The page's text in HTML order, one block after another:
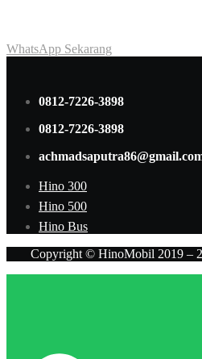
WhatsApp Sekarang
0812-7226-3898
0812-7226-3898
Hino 300
Hino 500
Hino Bus
Copyright © HinoMobil 2019 –